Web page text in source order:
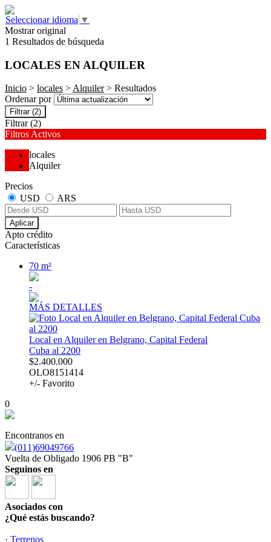
Seleccionar idioma ▼
Mostrar original
1 Resultados de búsqueda
LOCALES EN ALQUILER
Inicio > locales >Alquiler> Resultados
Ordenar por
Filtrar (2)
Filtrar (2)
Filtros Activos
locales
Alquiler
Precios
USD
ARS
Aplicar
Apto crédito
Características
70 m²
-
MÁS DETALLES
Local en Alquiler en Belgrano, Capital Federal
Cuba al 2200
$2.400.000
OLO8151414
+/- Favorito
0
Encontranos en
(011)69049766
Vuelta de Obligado 1906 PB "B"
Seguinos en
Asociados con
¿Qué estás buscando?
· Terrenos